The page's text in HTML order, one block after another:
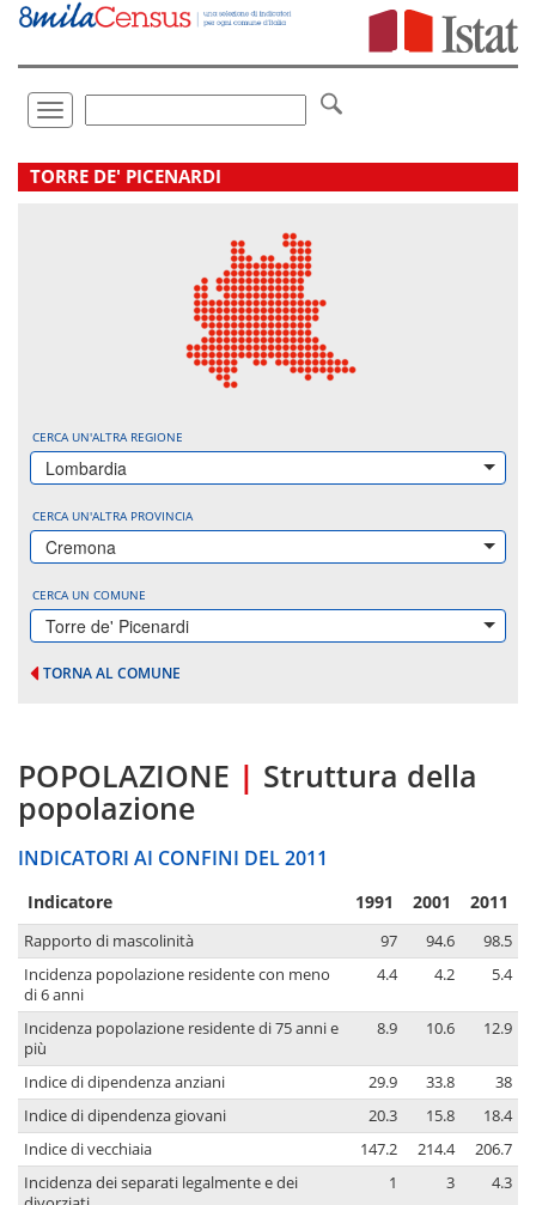
Vai
direttamente
Toggle
navigation
.
TORRE DE' PICENARDI
CERCA UN'ALTRA REGIONE
Lombardia
CERCA UN'ALTRA PROVINCIA
Cremona
CERCA UN COMUNE
Torre de' Picenardi
TORNA AL COMUNE
POPOLAZIONE | Struttura della
popolazione
INDICATORI AI CONFINI DEL 2011
Indicatore 1991 2001 2011
Rapporto di mascolinità 97 94.6
98.5
Incidenza popolazione residente con meno
di 6 anni
4.4 4.2 5.4
Incidenza popolazione residente di 75 anni e
più
8.9 10.6 12.9
Indice di dipendenza anziani 29.9 33.8
38
Indice di dipendenza giovani
20.3 15.8
18.4
Indice di vecchiaia
147.2 214.4
206.7
Incidenza dei separati legalmente e dei
1 3 4.3